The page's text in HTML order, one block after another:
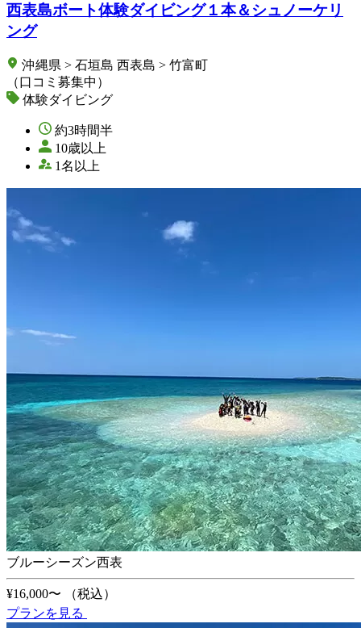
西表島ボート体験ダイビング１本＆シュノーケリ
ング
沖縄県 > 石垣島 西表島 > 竹富町
（口コミ募集中）
体験ダイビング
約3時間半
10歳以上
1名以上
ブルーシーズン西表
¥16,000〜
（税込）
プランを見る